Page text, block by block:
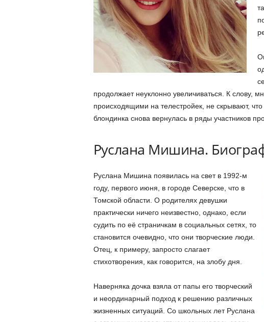
продолжает неуклонно увеличиваться. К слову,
происходящими на телестройек, не скрывают,
блондинка снова вернулась в ряды участников
Руслана Мишина.
Руслана Мишина появилась на свет в 1992-м
году, первого июня, в городе Северске, что в
Томской области. О родителях девушки
практически ничего неизвестно, однако, если
судить по её страничкам в социальных сетях, то
становится очевидно, что они творческие люди.
Отец, к примеру, запросто слагает
стихотворения, как говорится, на злобу дня.
Наверняка дочка взяла от папы его творческий
и неординарный подход к решению различных
жизненных ситуаций. Со школьных лет Руслана